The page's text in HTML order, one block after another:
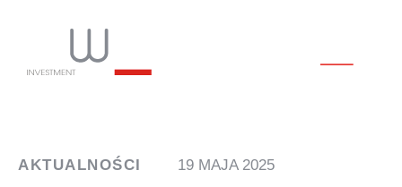
AKTUALNOŚCI 19 MAJA 2025